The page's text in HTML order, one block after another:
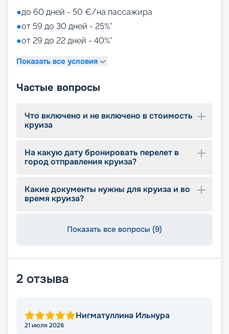
●до 60 дней - 50 €/на пассажира
●от 59 до 30 дней - 25%*
●от 29 до 22 дней - 40%*
Показать все условия
Частые вопросы
Что включено и не включено в стоимость
круиза
На какую дату бронировать перелет в
город отправления круиза?
Какие документы нужны для круиза и во
время круиза?
Показать все вопросы (9)
2 отзыва
Нигматуллина Ильнура
21 июля 2026